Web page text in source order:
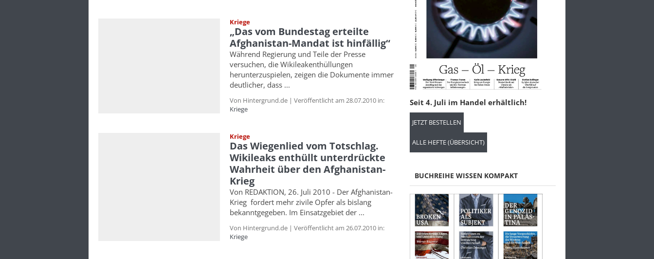
Kriege
„Das vom Bundestag erteilte
Afghanistan-Mandat ist hinfällig“
Während Regierung und Teile der Presse
versuchen, die Wikileakenthüllungen
herunterzuspielen, zeigen die Dokumente immer
deutlicher, dass ...
Von Hintergrund.de | Veröffentlicht am 28.07.2010 in:
Kriege
Kriege
Das Wiegenlied vom Totschlag.
Wikileaks enthüllt unterdrückte
Wahrheit über den Afghanistan-
Krieg
Von REDAKTION, 26. Juli 2010 - Der Afghanistan-
Krieg fordert mehr zivile Opfer als bislang
bekanntgegeben. Im Einsatzgebiet der ...
Von Hintergrund.de | Veröffentlicht am 26.07.2010 in:
Kriege
Seit 4. Juli im Handel erhältlich!
JETZT BESTELLEN
ALLE HEFTE (ÜBERSICHT)
BUCHREIHE WISSEN KOMPAKT